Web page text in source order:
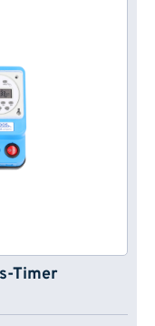
Timer